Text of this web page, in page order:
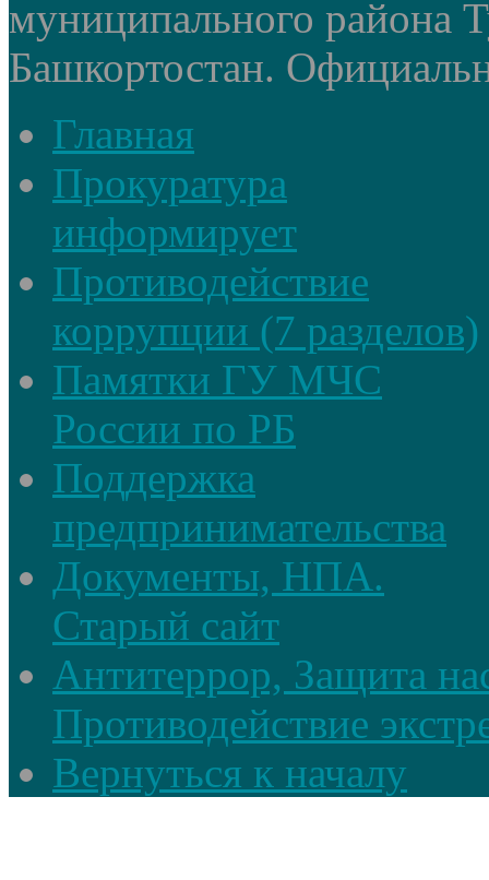
муниципального района
Башкортостан.
Главная
Прокуратура
информирует
Противодействие
коррупции (7 разделов)
Памятки ГУ МЧС
России по РБ
Поддержка
предпринимательства
Документы, НПА.
Старый сайт
Антитеррор, Защита
Противодействие
Вернуться к началу